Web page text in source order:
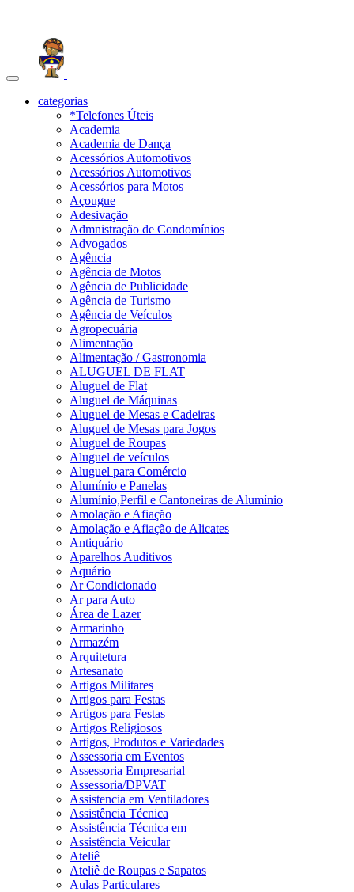
Toggle
navigationcategorias
*Telefones Úteis
Academia
Academia de Dança
Acessórios Automotivos
Acessórios Automotivos
Acessórios para Motos
Açougue
Adesivação
Admnistração de Condomínios
Advogados
Agência
Agência de Motos
Agência de Publicidade
Agência de Turismo
Agência de Veículos
Agropecuária
Alimentação
Alimentação / Gastronomia
ALUGUEL DE FLAT
Aluguel de Flat
Aluguel de Máquinas
Aluguel de Mesas e Cadeiras
Aluguel de Mesas para Jogos
Aluguel de Roupas
Aluguel de veículos
Aluguel para Comércio
Alumínio e Panelas
Alumínio,Perfil e Cantoneiras de Alumínio
Amolação e Afiação
Amolação e Afiação de Alicates
Antiquário
Aparelhos Auditivos
Aquário
Ar Condicionado
Ar para Auto
Área de Lazer
Armarinho
Armazém
Arquitetura
Artesanato
Artigos Militares
Artigos para Festas
Artigos para Festas
Artigos Religiosos
Artigos, Produtos e Variedades
Assessoria em Eventos
Assessoria Empresarial
Assessoria/DPVAT
Assistencia em Ventiladores
Assistência Técnica
Assistência Técnica em
Assistência Veicular
Ateliê
Ateliê de Roupas e Sapatos
Aulas Particulares